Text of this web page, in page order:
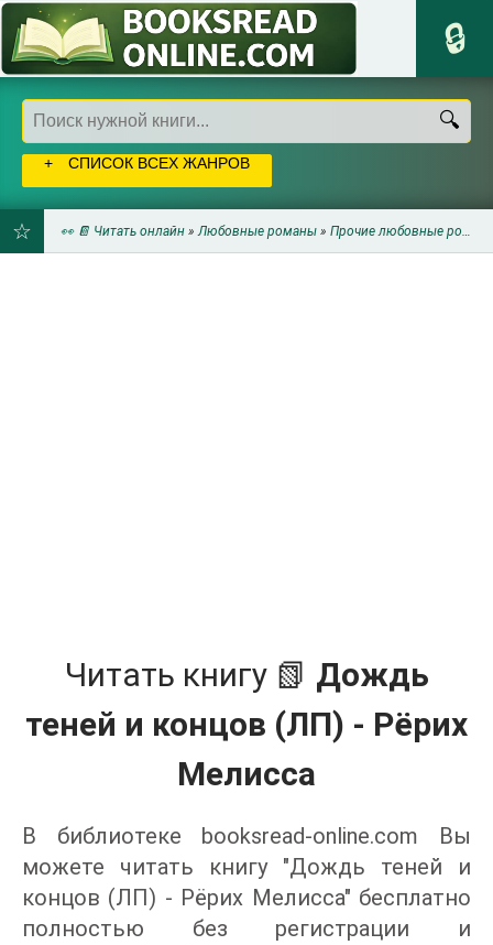
СПИСОК ВСЕХ ЖАНРОВ
👀 📔 Читать онлайн »Любовные романы » Прочие любовные романы
Читать книгу 📗 Дождь
теней и концов (ЛП) - Рёрих
Мелисса
В библиотеке booksread-online.com Вы
можете читать книгу "Дождь теней и
концов (ЛП) - Рёрих Мелисса" бесплатно
полностью без регистрации и